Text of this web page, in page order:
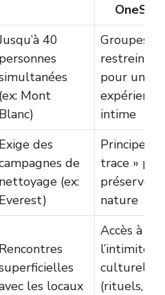
40
personnes
(ex: Mont
Blanc)
Groupes
restreints
pour une
expérience
intime
Exige des
de
nettoyage (ex:
Everest)
Principe «
trace »
préserver
nature
Rencontres
les locaux
Accès à
l’intimité
culturelle
(rituels,